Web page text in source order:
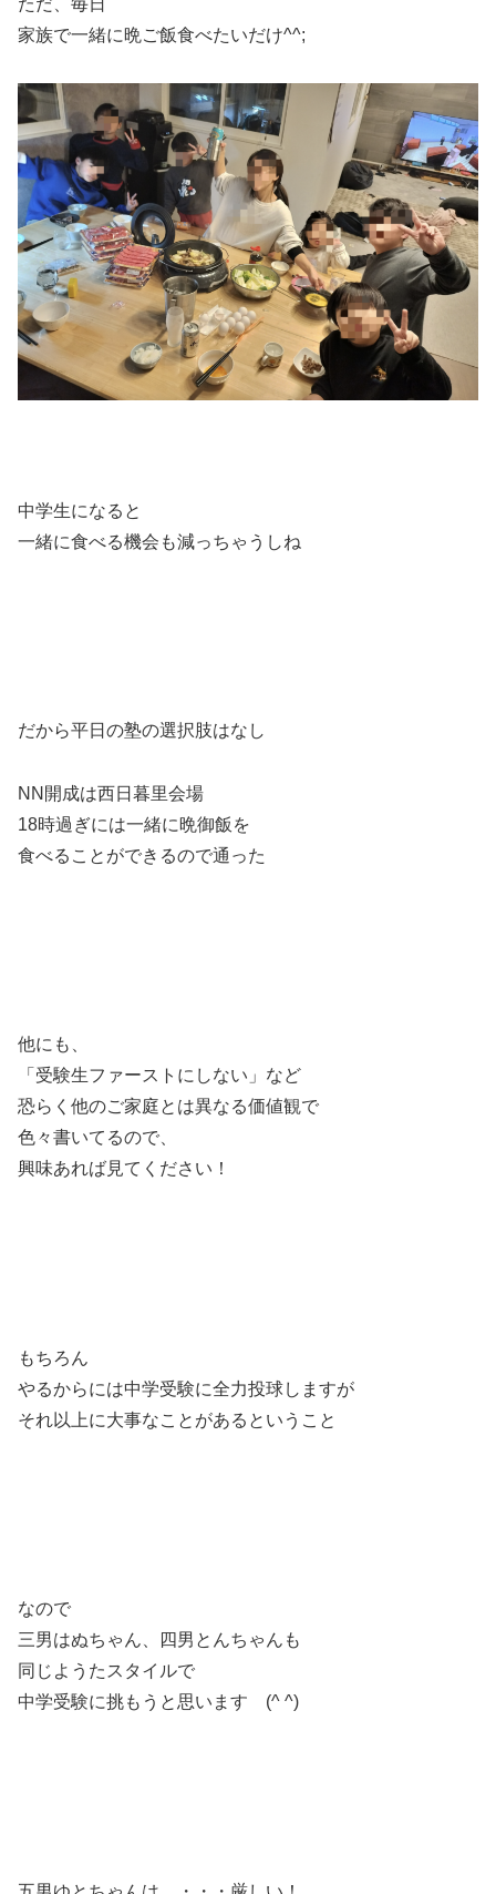
家族で一緒に晩ご飯食べたいだけ^^;
中学生になると
一緒に食べる機会も減っちゃうしね
だから平日の塾の選択肢はなし
NN開成は西日暮里会場
18時過ぎには一緒に晩御飯を
食べることができるので通った
他にも、
「受験生ファーストにしない」など
恐らく他のご家庭とは異なる価値観で
色々書いてるので、
興味あれば見てください！
もちろん
やるからには中学受験に全力投球しますが
それ以上に大事なことがあるということ
なので
三男はぬちゃん、四男とんちゃんも
同じようたスタイルで
中学受験に挑もうと思います (^ ^)